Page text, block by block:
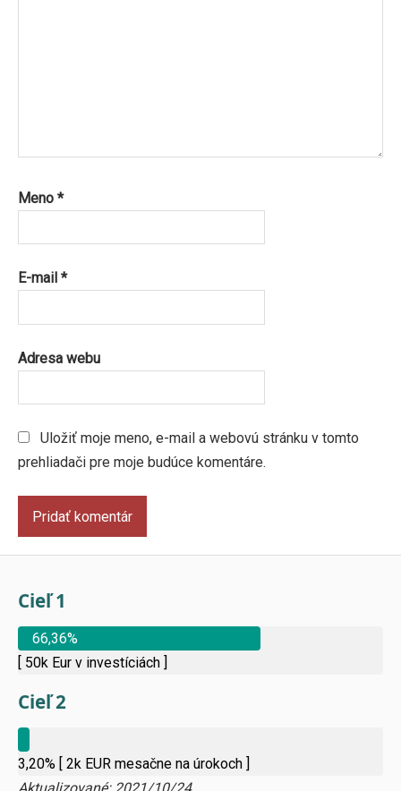
Meno *
E-mail *
Adresa webu
Uložiť moje meno, e-mail a webovú stránku v tomto
prehliadači pre moje budúce komentáre.
Cieľ 1
66,36%
[ 50k Eur v investíciách ]
Cieľ 2
3,20%
[ 2k EUR mesačne na úrokoch ]